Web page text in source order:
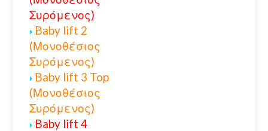
Συρόμενος)
Baby lift 2
(Μονοθέσιος
Συρόμενος)
Baby lift 3 Top
(Μονοθέσιος
Συρόμενος)
Baby lift 4